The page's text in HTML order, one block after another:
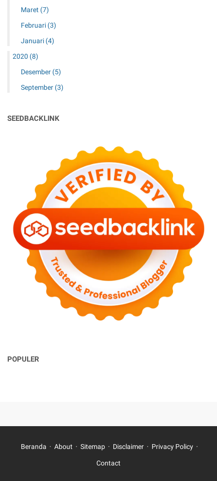
Maret (7)
Februari (3)
Januari (4)
2020 (8)
Desember (5)
September (3)
SEEDBACKLINK
POPULER
Beranda About Sitemap Disclaimer Privacy Policy
Contact